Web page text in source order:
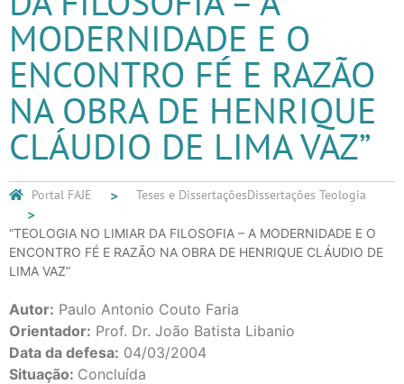
MODERNIDADE E O
ENCONTRO FÉ E RAZÃO
NA OBRA DE HENRIQUE
CLÁUDIO DE LIMA VAZ”
Portal FAJE Teses e DissertaçõesDissertações Teologia
“TEOLOGIA NO LIMIAR DA FILOSOFIA – A MODERNIDADE E O
ENCONTRO FÉ E RAZÃO NA OBRA DE HENRIQUE CLÁUDIO DE
LIMA VAZ”
Autor: Paulo Antonio Couto Faria
Orientador: Prof. Dr. João Batista Libanio
Data da defesa: 04/03/2004
Situação: Concluída